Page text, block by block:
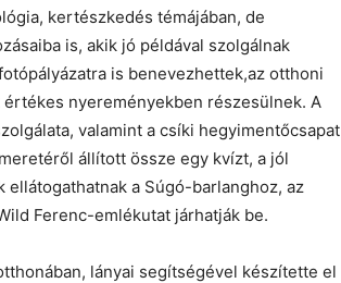
kertészkedés témájában, de
is, akik jó példával szolgálnak
is benevezhettek,az otthoni
nyereményekben részesülnek. A
valamint a csíki hegyimentőcsapat
állított össze egy kvízt, a jól
a Súgó-barlanghoz, az
Ferenc-emlékutat járhatják be.
lányai segítségével készítette el